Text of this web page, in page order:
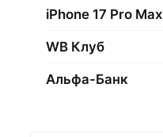
iPhone 17 Pro Max
WB Клуб
Альфа-Банк